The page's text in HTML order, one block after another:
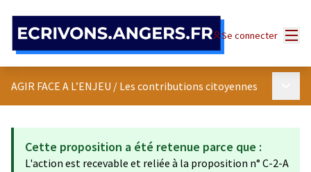
Se connecter
AGIR FACE A L’ENJEU / Les contributions citoyennes
Cette proposition a été retenue parce que :
L'action est recevable et reliée à la proposition n° C-2-A